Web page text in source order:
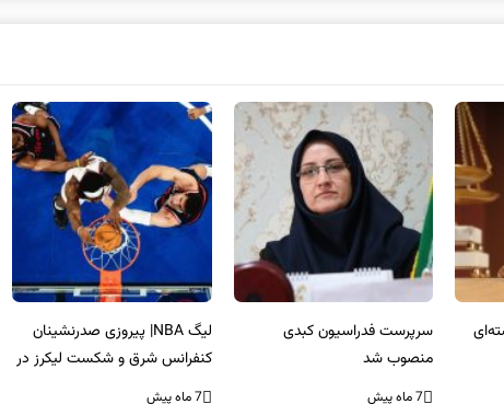
لیگ NBA| پیروزی صدرنشینان
کنفرانس شرق و شکست لیکرز در
غیاب جیمز
7 ماه پیش
خط و نشان مک‌گرگور برای میودر